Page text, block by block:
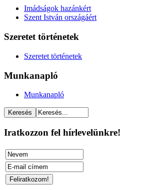
Imádságok hazánkért
Szent István országáért
Szeretet történetek
Szeretet történetek
Munkanapló
Munkanapló
Iratkozzon fel hírlevelünkre!